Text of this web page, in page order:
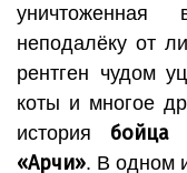
уничтоженная
неподалёку от
рентген чудом
коты и многое
история
«Арчи». В одном